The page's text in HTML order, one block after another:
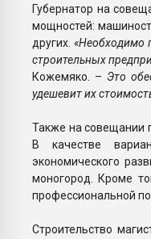
Губернатор на
мощностей:
других.«Необходимо
строительных
Кожемяко. – Это
удешевит их
Также на совещании
В качестве
экономического
моногород. Кроме
профессиональной
Строительство